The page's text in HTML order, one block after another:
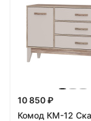
10 850 ₽
Комод КМ-12